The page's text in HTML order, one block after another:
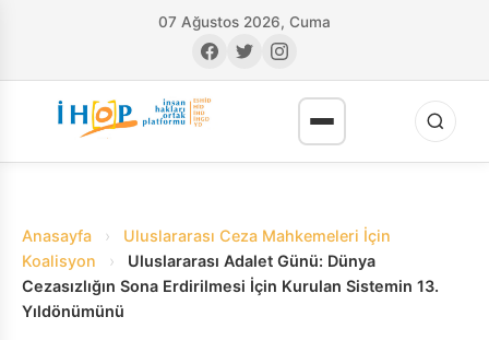
07 Ağustos 2026, Cuma
Anasayfa ›
Uluslararası Ceza Mahkemeleri İçin
Koalisyon
›
Uluslararası Adalet Günü: Dünya
Cezasızlığın Sona Erdirilmesi İçin Kurulan Sistemin 13.
Yıldönümünü